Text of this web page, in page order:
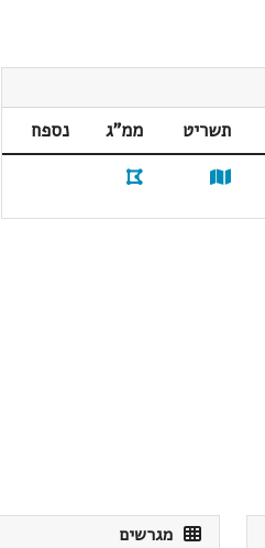
תשריט ממ"ג
נספח
מגרשים